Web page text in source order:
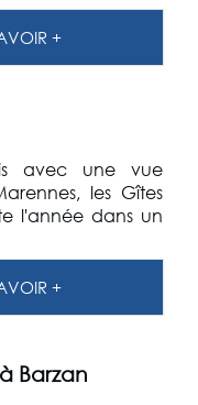
SAVOIR +
avec une vue
les Gîtes
l'année dans un
SAVOIR +
Barzan